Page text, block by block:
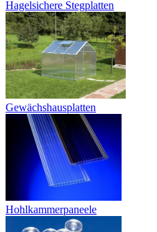
Hagelsichere Stegplatten
Gewächshausplatten
Hohlkammerpaneele